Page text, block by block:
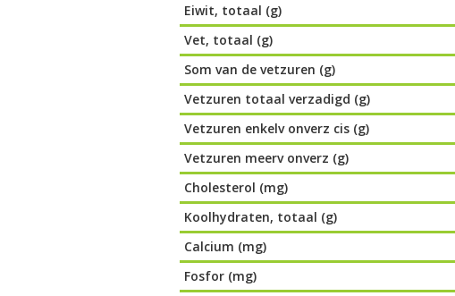
Eiwit, totaal (g)
Vet, totaal (g)
Som van de vetzuren (g)
Vetzuren totaal verzadigd (g)
Vetzuren enkelv onverz cis (g)
Vetzuren meerv onverz (g)
Cholesterol (mg)
Koolhydraten, totaal (g)
Calcium (mg)
Fosfor (mg)